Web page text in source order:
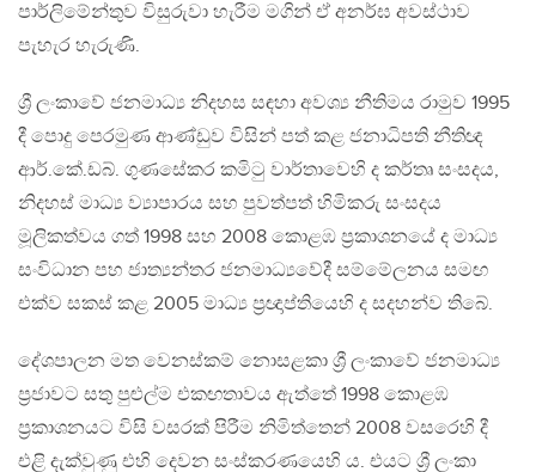
පාර්ලිමේන්තුව විසුරුවා හැරීම මගින් ඒ අනර්ඝ අවස්ථාව
පැහැර හැරුණි.
ශ්‍රී ලංකාවේ ජනමාධ්‍ය නිදහස සඳහා අවශ්‍ය නීතිමය රාමුව 1995
දී පොදු පෙරමුණ ආණ්ඩුව විසින් පත් කළ ජනාධිපති නීතිඥ
ආර්.කේ.ඩබ්. ගුණසේකර කමිටු වාර්තාවෙහි ද කර්තෘ සංසදය,
නිදහස් මාධ්‍ය ව්‍යාපාරය සහ පුවත්පත් හිමිකරු සංසදය
මූලිකත්වය ගත් 1998 සහ 2008 කොළඹ ප්‍රකාශනයේ ද මාධ්‍ය
සංවිධාන පහ ජාත්‍යන්තර ජනමාධ්‍යවේදී සම්මේලනය සමඟ
එක්ව සකස් කළ 2005 මාධ්‍ය ප්‍රඥාප්තියෙහි ද සදහන්ව තිබේ.
දේශපාලන මත වෙනස්කම් නොසළකා ශ්‍රී ලංකාවේ ජනමාධ්‍ය
ප්‍රජාවට සතු පුළුල්ම එකඟතාවය ඇත්තේ 1998 කොළඹ
ප්‍රකාශනයට විසි වසරක් පිරීම නිමිත්තෙන් 2008 වසරෙහි දී
එළි දැක්වුණු එහි දෙවන සංස්කරණයෙහි ය. එයට ශ්‍රී ලංකා